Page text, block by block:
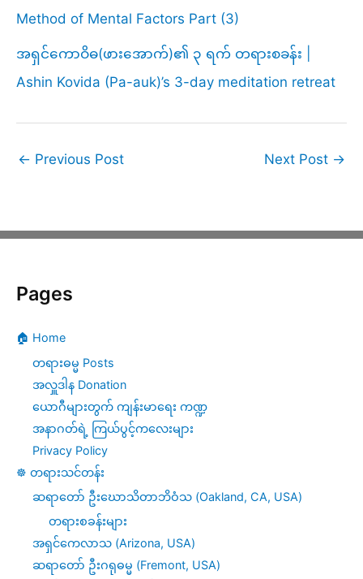
Method of Mental Factors Part (3)
အရှင်ကောဝိဓ(ဖားအောက်)၏ ၃ ရက် တရားစခန်း |
Ashin Kovida (Pa-auk)’s 3-day meditation retreat
← Previous Post Next Post →
Pages
🏠 Home
တရားဓမ္မ Posts
အလှူဒါန Donation
ယောဂီများတွက် ကျန်းမာရေး ကဏ္ဍ
အနာဂတ်ရဲ့ ကြယ်ပွင့်ကလေးများ
Privacy Policy
☸️ တရားသင်တန်း
ဆရာတော် ဦးဃောသိတာဘိဝံသ (Oakland, CA, USA)
တရားစခန်းများ
အရှင်ကေလာသ (Arizona, USA)
ဆရာတော် ဦးဂရုဓမ္မ (Fremont, USA)